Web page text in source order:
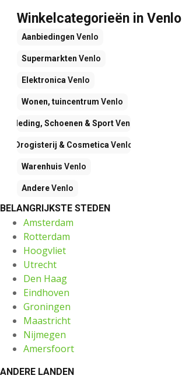
Winkelcategorieën in Venlo
Aanbiedingen Venlo
Supermarkten Venlo
ElektronicaVenlo
Wonen, tuincentrum Venlo
Kleding, Schoenen & SportVenlo
Drogisterij & CosmeticaVenlo
Warenhuis Venlo
AndereVenlo
BELANGRIJKSTE STEDEN
Amsterdam
Rotterdam
Hoogvliet
Utrecht
Den Haag
Eindhoven
Groningen
Maastricht
Nijmegen
Amersfoort
ANDERE LANDEN